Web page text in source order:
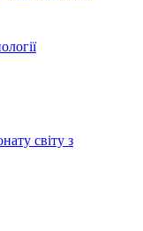
світу з